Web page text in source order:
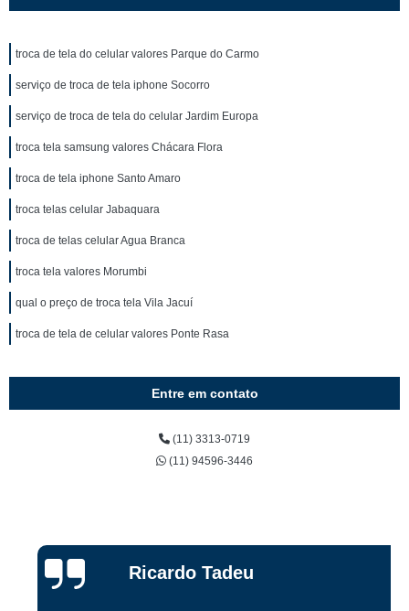
troca de tela do celular valores Parque do Carmo
serviço de troca de tela iphone Socorro
serviço de troca de tela do celular Jardim Europa
troca tela samsung valores Chácara Flora
troca de tela iphone Santo Amaro
troca telas celular Jabaquara
troca de telas celular Agua Branca
troca tela valores Morumbi
qual o preço de troca tela Vila Jacuí
troca de tela de celular valores Ponte Rasa
Entre em contato
(11) 3313-0719
(11) 94596-3446
Ricardo Tadeu